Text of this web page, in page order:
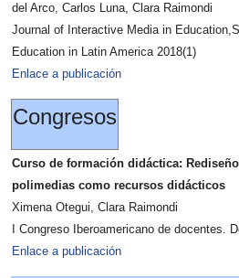
del Arco, Carlos Luna, Clara Raimondi
Journal of Interactive Media in
Education in Latin America 2018(1)
Enlace a publicación
Congresos
Curso de formación didáctica:
polimedias como recursos didácticos
Ximena Otegui, Clara Raimondi
I Congreso Iberoamericano de
Enlace a publicación